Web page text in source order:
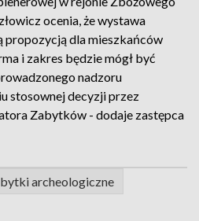
ocenia, że wystawa
propozycją dla mieszkańców
i zakres będzie mógł być
nadzoru
stosownej decyzji przez
Zabytków - dodaje zastępca
archeologiczne